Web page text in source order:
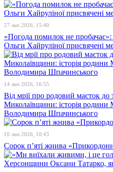
27 лип 2026, 15:40
«Погода помилок не пробачає»:
Ольги Хайруліної присвячені
14 лип 2026, 16:55
Від мрії про родовий маєток до
Миколаївщини: історія родини
Володимира Шпачинського
10 лип 2026, 10:43
Сорок п’яті жнива